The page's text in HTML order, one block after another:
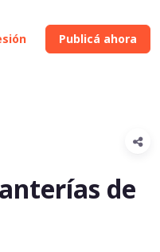
Publicá ahora
de